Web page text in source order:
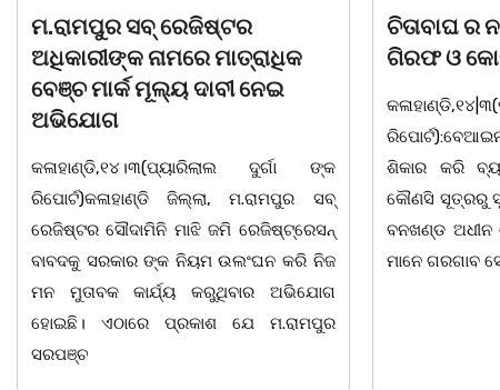
ଚିତାବାଘ ର ନଖ ଜବତ ତିନି ଯୁବକ
ଗିରଫ ଓ କୋର୍ଟ ଚାଲାଣ
କଳାହାଣ୍ଡି,୧୪|୩(ପ୍ୟାରିଲାଲ ଦୁର୍ଗା ଙ୍କ
ଶିକାର କରି ବ୍ୟବସାୟ ଚାଲୁଥିବା ସମ୍ପର୍କରେ
କୌଣସି ସୂତ୍ରରୁ ସୂଚନା ପାଇ କଳାହାଣ୍ଡି ଉତ୍ତର
ବନଖଣ୍ଡ ଅଧୀନ କେଗାଁ ରେଞ୍ଜର ବନ କର୍ମଚାରୀ
ମାନେ ଗରଗାବ ସେକ୍ସନ ଅଧୀନ କାନ୍ଦୁଲଝର
ସଶକ୍ତ
ଦିବସ
ଭୁବନେଶ୍ୱର,
"ସଶକ୍ତ
ସ୍ଥିତ
-2026
ସଂଯୋଜନା ଓ
ଯାଇଛି l ମହିଳା